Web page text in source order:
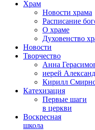
Храм
Новости храма
Расписание
О храме
Духовенство
Новости
Творчество
Анна
иерей
Кирилл
Катехизация
Первые шаги
в церкви
Воскресная
школа